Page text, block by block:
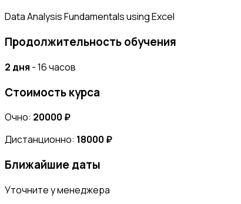
Data Analysis Fundamentals using Excel
Продолжительность обучения
2 дня - 16 часов
Стоимость курса
Очно: 20000 ₽
Дистанционно: 18000 ₽
Ближайшие даты
Уточните у менеджера